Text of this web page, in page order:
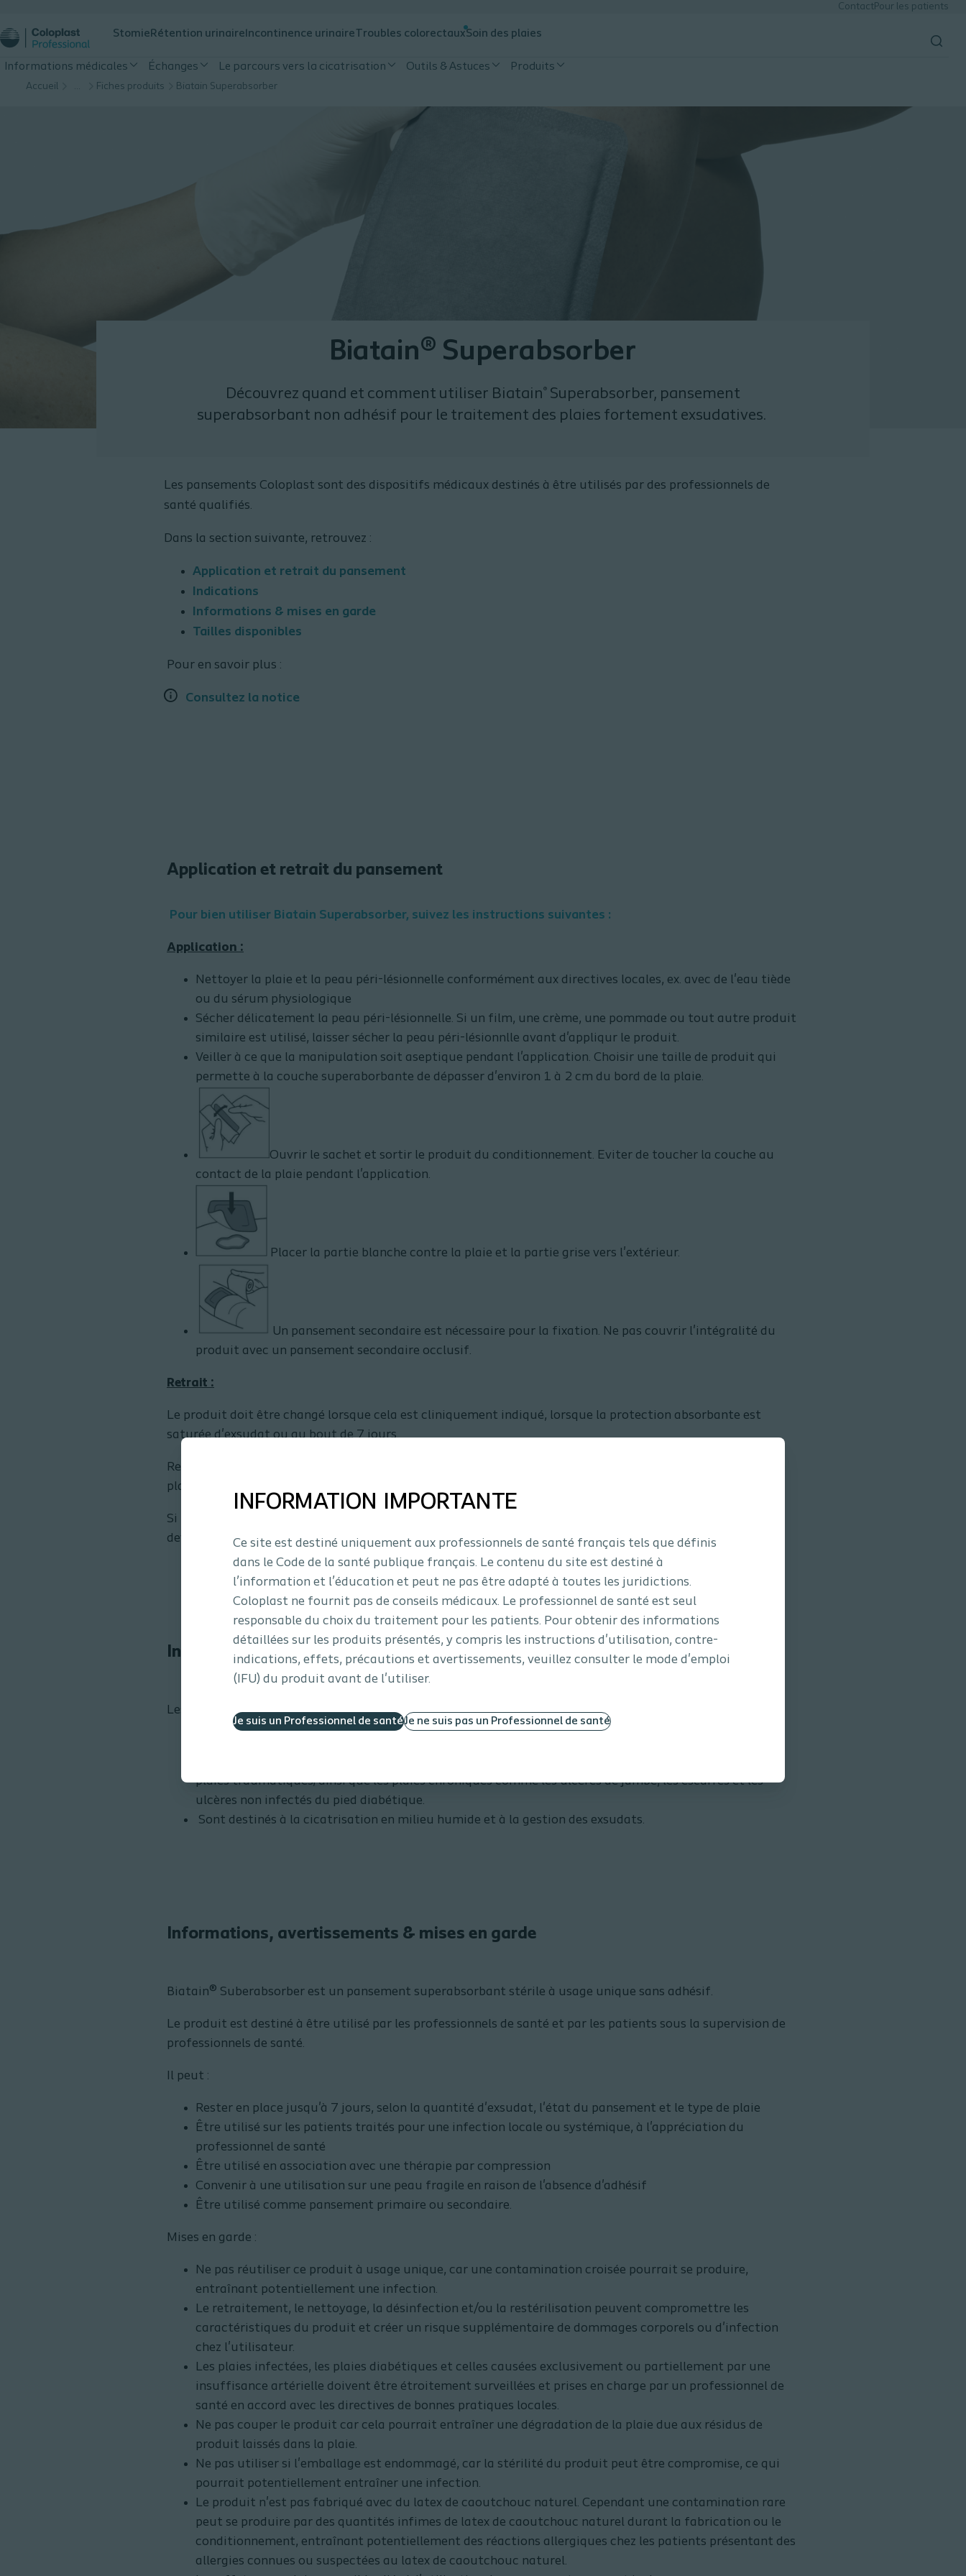
ContactPour les patients
Stomie Rétention urinaire Incontinence urinaire Troubles colorectauxSoin des plaies
Informations médicales Échanges Le parcours vers la cicatrisation Outils & Astuces Produits
Accueil … Fiches produits Biatain Superabsorber
INFORMATION IMPORTANTE
Ce site est destiné uniquement aux professionnels de santé français tels que définis
dans le Code de la santé publique français. Le contenu du site est destiné à
l’information et l’éducation et peut ne pas être adapté à toutes les juridictions.
Coloplast ne fournit pas de conseils médicaux. Le professionnel de santé est seul
responsable du choix du traitement pour les patients. Pour obtenir des informations
détaillées sur les produits présentés, y compris les instructions d'utilisation, contre-
indications, effets, précautions et avertissements, veuillez consulter le mode d'emploi
(IFU) du produit avant de l'utiliser.
Je suis un Professionnel de santéJe ne suis pas un Professionnel de santé
Biatain® Superabsorber
Découvrez quand et comment utiliser Biatain®Superabsorber, pansement
superabsorbant non adhésif pour le traitement des plaies fortement exsudatives.
Les pansements Coloplast sont des dispositifs médicaux destinés à être utilisés par des professionnels de
santé qualifiés.
Dans la section suivante, retrouvez :
Application et retrait du pansement
Indications
Informations & mises en garde
Tailles disponibles
Pour en savoir plus :
Consultez la notice
Application et retrait du pansement
Pour bien utiliser Biatain Superabsorber, suivez les instructions suivantes :
Application :
Nettoyer la plaie et la peau péri-lésionnelle conformément aux directives locales, ex. avec de l'eau tiède
ou du sérum physiologique
Sécher délicatement la peau péri-lésionnelle. Si un film, une crème, une pommade ou tout autre produit
similaire est utilisé, laisser sécher la peau péri-lésionnlle avant d'appliqur le produit.
Veiller à ce que la manipulation soit aseptique pendant l'application. Choisir une taille de produit qui
permette à la couche superaborbante de dépasser d'environ 1 à 2 cm du bord de la plaie.
Ouvrir le sachet et sortir le produit du conditionnement. Eviter de toucher la couche au
contact de la plaie pendant l'application.
Placer la partie blanche contre la plaie et la partie grise vers l'extérieur.
Un pansement secondaire est nécessaire pour la fixation. Ne pas couvrir l'intégralité du
produit avec un pansement secondaire occlusif.
Retrait :
Le produit doit être changé lorsque cela est cliniquement indiqué, lorsque la protection absorbante est
saturée d'exsudat ou au bout de 7 jours.
Retirer en douceur le pansement secondaire avant de soulever délicatement le produit qui à recouvre la
plaie.
Si le produit est difficile à retirer, il doit être humidifié à l'eau ou au sérum physiologique jusqu'à ce qu'il
devienne facile à retirer.
Indications
Les pansements Biatain® Superabsorber :
plaies traumatiques; ainsi que les plaies chroniques comme les ulcères de jambe, les escarres et les
ulcères non infectés du pied diabétique.
Sont destinés à la cicatrisation en milieu humide et à la gestion des exsudats.
Informations, avertissements & mises en garde
Biatain® Suberabsorber est un pansement superabsorbant stérile à usage unique sans adhésif.
Le produit est destiné à être utilisé par les professionnels de santé et par les patients sous la supervision de
professionnels de santé.
Il peut :
Rester en place jusqu'à 7 jours, selon la quantité d'exsudat, l'état du pansement et le type de plaie
Être utilisé sur les patients traités pour une infection locale ou systémique, à l'appréciation du
professionnel de santé
Être utilisé en association avec une thérapie par compression
Convenir à une utilisation sur une peau fragile en raison de l'absence d'adhésif
Être utilisé comme pansement primaire ou secondaire.
Mises en garde :
Ne pas réutiliser ce produit à usage unique, car une contamination croisée pourrait se produire,
entraînant potentiellement une infection.
Le retraitement, le nettoyage, la désinfection et/ou la restérilisation peuvent compromettre les
caractéristiques du produit et créer un risque supplémentaire de dommages corporels ou d'infection
chez l'utilisateur.
Les plaies infectées, les plaies diabétiques et celles causées exclusivement ou partiellement par une
insuffisance artérielle doivent être étroitement surveillées et prises en charge par un professionnel de
santé en accord avec les directives de bonnes pratiques locales.
Ne pas couper le produit car cela pourrait entraîner une dégradation de la plaie due aux résidus de
produit laissés dans la plaie.
Ne pas utiliser si l'emballage est endommagé, car la stérilité du produit peut être compromise, ce qui
pourrait potentiellement entraîner une infection.
Le produit n'est pas fabriqué avec du latex de caoutchouc naturel. Cependant une contamination rare
peut se produire par des quantités infimes de latex de caoutchouc naturel durant la fabrication ou le
conditionnement, entraînant potentiellement des réactions allergiques chez les patients présentant des
allergies connues ou suspectées au latex de caoutchouc naturel.